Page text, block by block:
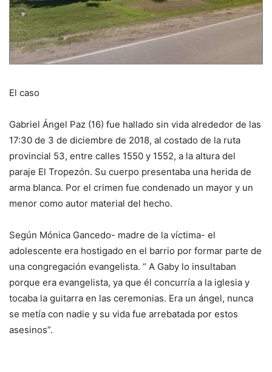
El caso
Gabriel Ángel Paz (16) fue hallado sin vida alrededor de las
17:30 de 3 de diciembre de 2018, al costado de la ruta
provincial 53, entre calles 1550 y 1552, a la altura del
paraje El Tropezón. Su cuerpo presentaba una herida de
arma blanca. Por el crimen fue condenado un mayor y un
menor como autor material del hecho.
Según Mónica Gancedo- madre de la víctima- el
adolescente era hostigado en el barrio por formar parte de
una congregación evangelista. “ A Gaby lo insultaban
porque era evangelista, ya que él concurría a la iglesia y
tocaba la guitarra en las ceremonias. Era un ángel, nunca
se metía con nadie y su vida fue arrebatada por estos
asesinos”.